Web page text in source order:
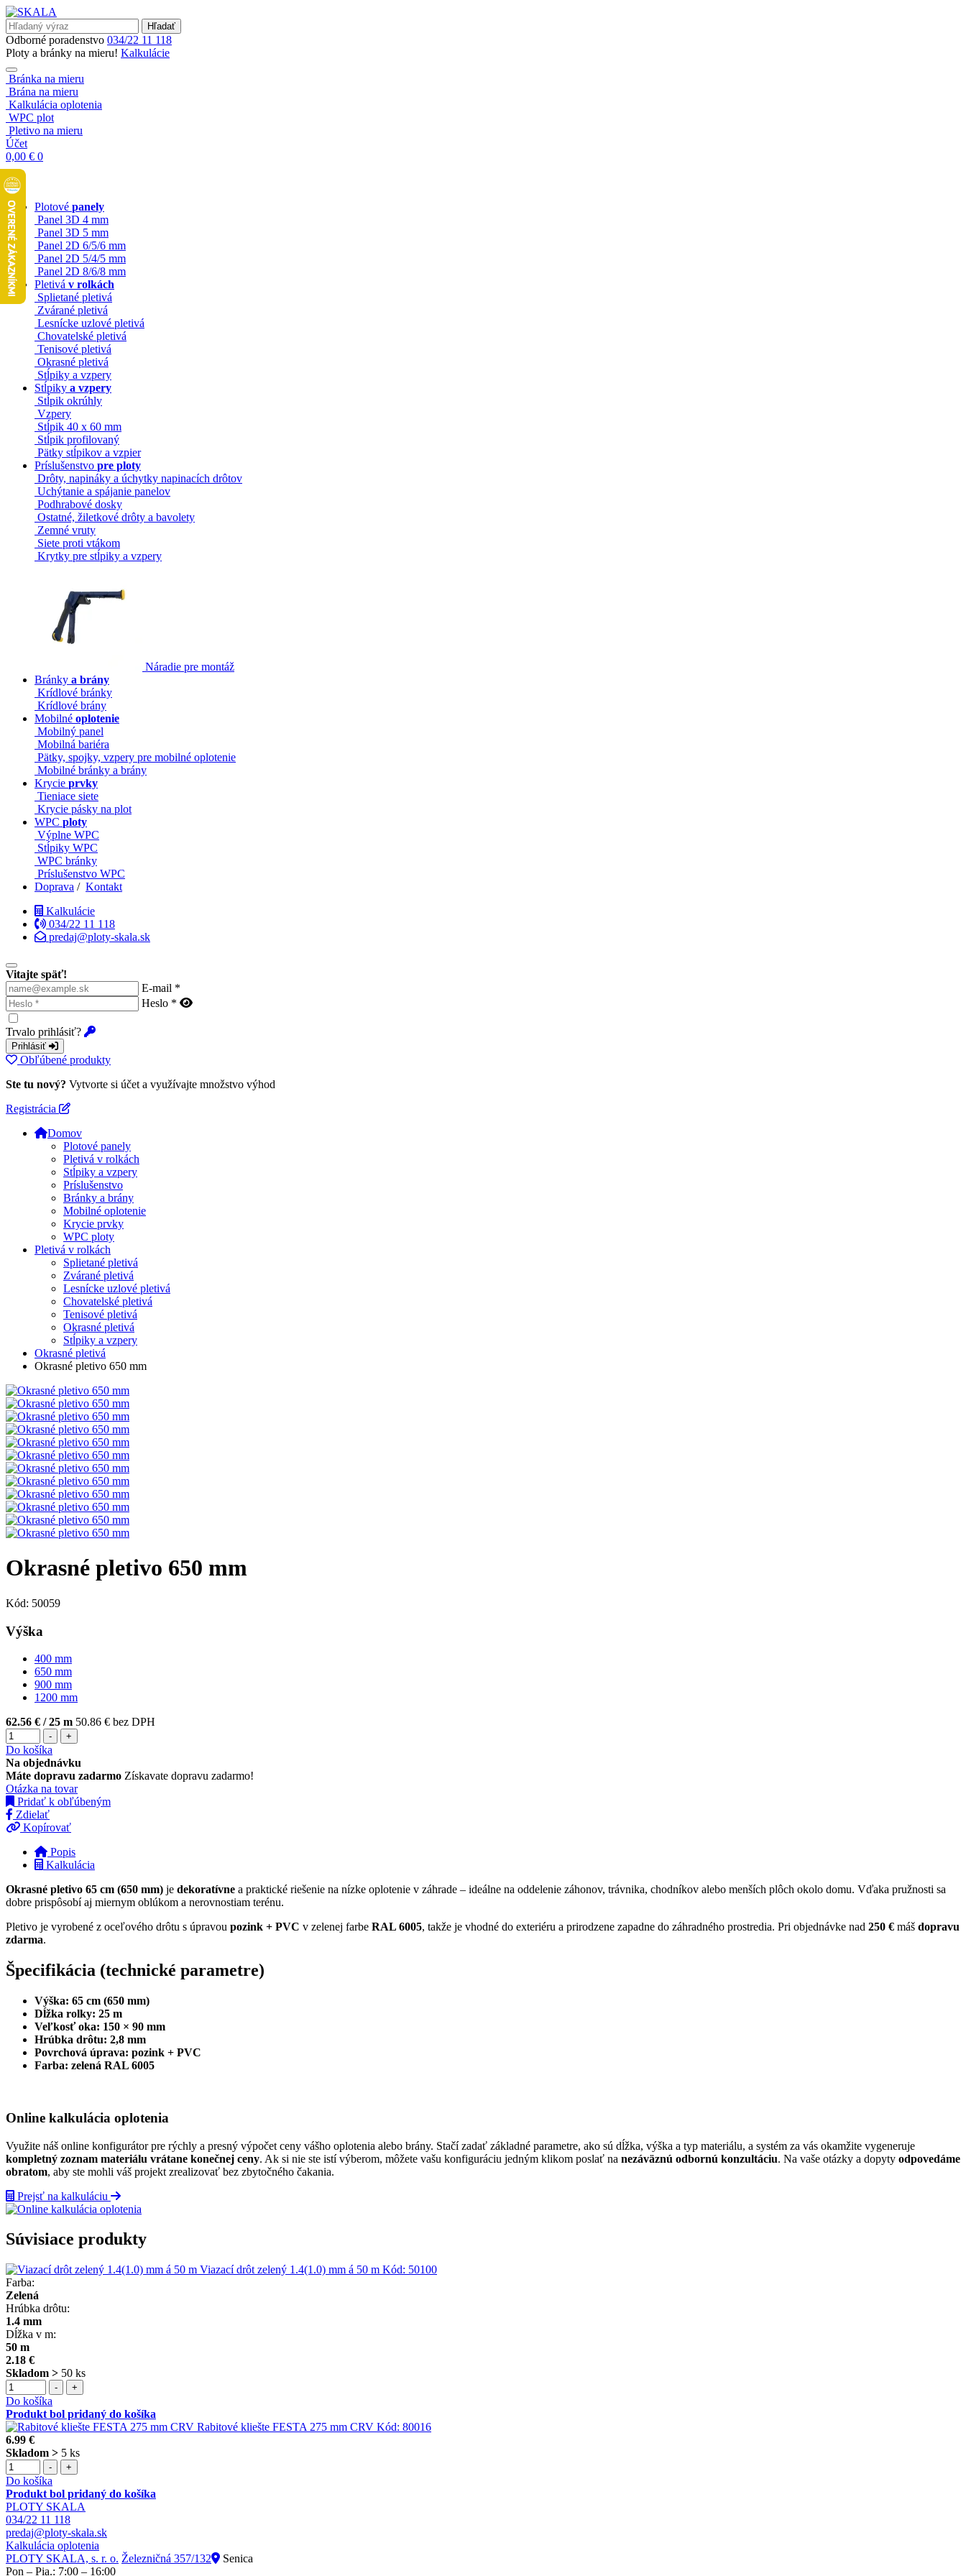
Hľadať
Odborné poradenstvo 034/22 11 118
Ploty a bránky na mieru! Kalkulácie
Bránka na mieru
Brána na mieru
Kalkulácia oplotenia
WPC plot
Pletivo na mieru
Účet
0,00 € 0
Plotové panely
Panel 3D 4 mm
Panel 3D 5 mm
Panel 2D 6/5/6 mm
Panel 2D 5/4/5 mm
Panel 2D 8/6/8 mm
Pletivá v rolkách
Splietané pletivá
Zvárané pletivá
Lesnícke uzlové pletivá
Chovatelské pletivá
Tenisové pletivá
Okrasné pletivá
Stĺpiky a vzpery
Stĺpiky a vzpery
Stĺpik okrúhly
Vzpery
Stĺpik 40 x 60 mm
Stĺpik profilovaný
Pätky stĺpikov a vzpier
Príslušenstvo pre ploty
Drôty, napináky a úchytky napinacích drôtov
Uchýtanie a spájanie panelov
Podhrabové dosky
Ostatné, žiletkové drôty a bavolety
Zemné vruty
Siete proti vtákom
Krytky pre stĺpiky a vzpery
Náradie pre montáž
Bránky a brány
Krídlové bránky
Krídlové brány
Mobilné oplotenie
Mobilný panel
Mobilná bariéra
Pätky, spojky, vzpery pre mobilné oplotenie
Mobilné bránky a brány
Krycie prvky
Tieniace siete
Krycie pásky na plot
WPC ploty
Výplne WPC
Stĺpiky WPC
WPC bránky
Príslušenstvo WPC
Doprava / Kontakt
Kalkulácie
034/22 11 118
predaj@ploty-skala.sk
Vitajte späť!
E-mail *
Heslo *
Trvalo prihlásiť?
Prihlásiť
Obľúbené produkty
Ste tu nový? Vytvorte si účet a využívajte množstvo výhod
Registrácia
Domov
Plotové panely
Pletivá v rolkách
Stĺpiky a vzpery
Príslušenstvo
Bránky a brány
Mobilné oplotenie
Krycie prvky
WPC ploty
Pletivá v rolkách
Splietané pletivá
Zvárané pletivá
Lesnícke uzlové pletivá
Chovatelské pletivá
Tenisové pletivá
Okrasné pletivá
Stĺpiky a vzpery
Okrasné pletivá
Okrasné pletivo 650 mm
Okrasné pletivo 650 mm
Kód: 50059
Výška
400 mm
650 mm
900 mm
1200 mm
62.56 € / 25 m 50.86 € bez DPH
- +
Do košíka
Na objednávku
Máte dopravu zadarmo Získavate dopravu zadarmo!
Otázka na tovar
Pridať k obľúbeným
Zdielať
Kopírovať
Popis
Kalkulácia
Okrasné pletivo 65 cm (650 mm) je dekoratívne a praktické riešenie na nízke oplotenie v záhrade – ideálne na oddelenie záhonov, trávnika, chodníkov alebo menších plôch okolo domu. Vďaka pružnosti sa
dobre prispôsobí aj miernym oblúkom a nerovnostiam terénu.
Pletivo je vyrobené z oceľového drôtu s úpravou pozink + PVC v zelenej farbe RAL 6005, takže je vhodné do exteriéru a prirodzene zapadne do záhradného prostredia. Pri objednávke nad 250 € máš dopravu
zdarma.
Špecifikácia (technické parametre)
Výška: 65 cm (650 mm)
Dĺžka rolky: 25 m
Veľkosť oka: 150 × 90 mm
Hrúbka drôtu: 2,8 mm
Povrchová úprava: pozink + PVC
Farba: zelená RAL 6005
Online kalkulácia oplotenia
Využite náš online konfigurátor pre rýchly a presný výpočet ceny vášho oplotenia alebo brány. Stačí zadať základné parametre, ako sú dĺžka, výška a typ materiálu, a systém za vás okamžite vygeneruje
kompletný zoznam materiálu vrátane konečnej ceny. Ak si nie ste istí výberom, môžete vašu konfiguráciu jedným klikom poslať na nezáväznú odbornú konzultáciu. Na vaše otázky a dopyty odpovedáme
obratom, aby ste mohli váš projekt zrealizovať bez zbytočného čakania.
Prejsť na kalkuláciu
Súvisiace produkty
Viazací drôt zelený 1.4(1.0) mm á 50 m Kód: 50100
Farba:
Zelená
Hrúbka drôtu:
1.4 mm
Dĺžka v m:
50 m
2.18 €
Skladom > 50 ks
- +
Do košíka
Produkt bol pridaný do košíka
Rabitové kliešte FESTA 275 mm CRV Kód: 80016
6.99 €
Skladom > 5 ks
- +
Do košíka
Produkt bol pridaný do košíka
PLOTY SKALA
034/22 11 118
predaj@ploty-skala.sk
Kalkulácia oplotenia
PLOTY SKALA, s. r. o. Železničná 357/132
Senica
Pon – Pia.: 7:00 – 16:00